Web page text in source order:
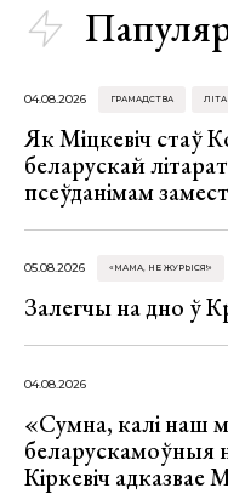
04.08.2026 ГРАМАДСТВА
Як Міцкевіч стаў
беларускай
псеўданімам
05.08.2026 «МАМА, НЕ ЖУРЫСЯ!»
Залегчы на дно ў
04.08.2026
«Сумна, калі наш
беларускамоўныя
Кіркевіч адказвае